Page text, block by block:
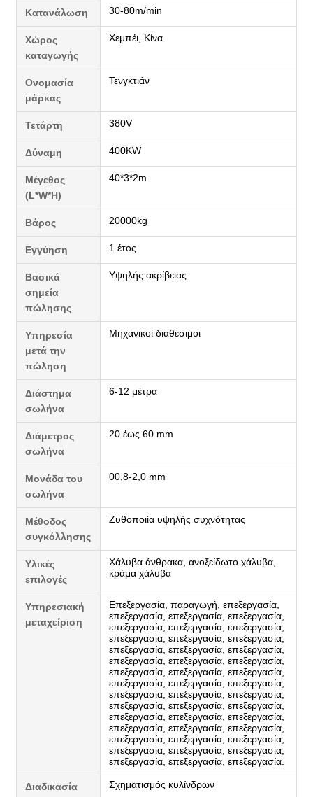
Κατανάλωση 30-80m/min
Χώρος
καταγωγής
Χεμπέι, Κίνα
Ονομασία
μάρκας
Τενγκτιάν
Τετάρτη 380V
Δύναμη 400KW
Μέγεθος
(L*W*H)
40*3*2m
Βάρος 20000kg
Εγγύηση 1 έτος
Βασικά
σημεία
πώλησης
Υψηλής ακρίβειας
Υπηρεσία
μετά την
πώληση
Μηχανικοί διαθέσιμοι
Διάστημα
σωλήνα
6-12 μέτρα
Διάμετρος
σωλήνα
20 έως 60 mm
Μονάδα του
σωλήνα
00,8-2,0 mm
Μέθοδος
συγκόλλησης
Ζυθοποιία υψηλής συχνότητας
Υλικές
επιλογές
Χάλυβα άνθρακα, ανοξείδωτο χάλυβα,
κράμα χάλυβα
Υπηρεσιακή
μεταχείριση
Επεξεργασία, παραγωγή, επεξεργασία,
επεξεργασία, επεξεργασία, επεξεργασία,
επεξεργασία, επεξεργασία, επεξεργασία,
επεξεργασία, επεξεργασία, επεξεργασία,
επεξεργασία, επεξεργασία, επεξεργασία,
επεξεργασία, επεξεργασία, επεξεργασία,
επεξεργασία, επεξεργασία, επεξεργασία,
επεξεργασία, επεξεργασία, επεξεργασία,
επεξεργασία, επεξεργασία, επεξεργασία,
επεξεργασία, επεξεργασία, επεξεργασία,
επεξεργασία, επεξεργασία, επεξεργασία,
επεξεργασία, επεξεργασία, επεξεργασία,
επεξεργασία, επεξεργασία, επεξεργασία,
επεξεργασία, επεξεργασία, επεξεργασία,
επεξεργασία, επεξεργασία, επεξεργασία.
Διαδικασία
Σχηματισμός κυλίνδρων